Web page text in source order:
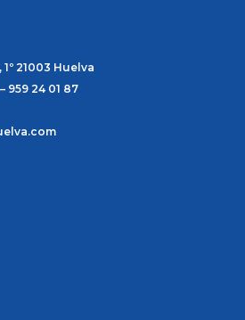
1º 21003 Huelva
959 24 01 87